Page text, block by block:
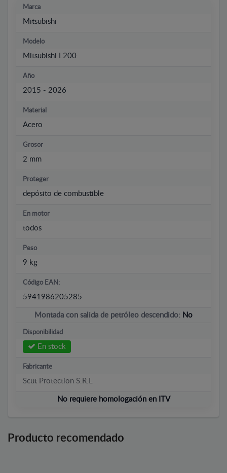
Marca
Mitsubishi
Modelo
Mitsubishi L200
Año
2015 - 2026
Material
Acero
Grosor
2 mm
Proteger
depósito de combustible
En motor
todos
Peso
9 kg
Código EAN:
5941986205285
Montada con salida de petróleo descendido: No
Disponibilidad
En stock
Fabricante
Scut Protection S.R.L
No requiere homologación en ITV
Producto recomendado